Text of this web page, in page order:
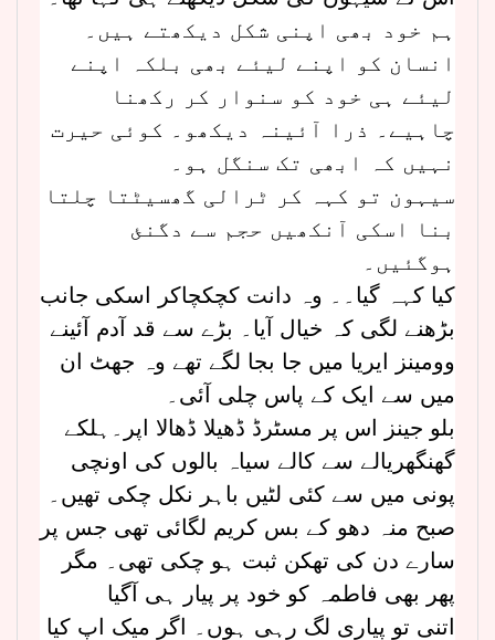
ہم خود بھی اپنی شکل دیکھتے ہیں۔
انسان کو اپنے لیئے بھی بلکہ اپنے
لیئے ہی خود کو سنوار کر رکھنا
چاہیے۔ ذرا آئینہ دیکھو۔ کوئی حیرت
نہیں کہ ابھی تک سنگل ہو۔
سیہون تو کہہ کر ٹرالی گھسیٹتا چلتا
بنا اسکی آنکھیں حجم سے دگنئ
ہوگئیں۔
کیا کہہ گیا۔۔ وہ دانت کچکچاکر اسکی جانب
بڑھنے لگی کہ خیال آیا۔ بڑے سے قد آدم آئینے
وومینز ایریا میں جا بجا لگے تھے وہ جھٹ ان
میں سے ایک کے پاس چلی آئی۔
بلو جینز اس پر مسٹرڈ ڈھیلا ڈھالا اپر۔ہلکے
گھنگھریالے سے کالے سیاہ بالوں کی اونچی
پونی میں سے کئی لٹیں باہر نکل چکی تھیں۔
صبح منہ دھو کے بس کریم لگائی تھی جس پر
سارے دن کی تھکن ثبت ہو چکی تھی۔ مگر
پھر بھی فاطمہ کو خود پر پیار ہی آگیا
اتنی تو پیاری لگ رہی ہوں۔ اگر میک اپ کیا